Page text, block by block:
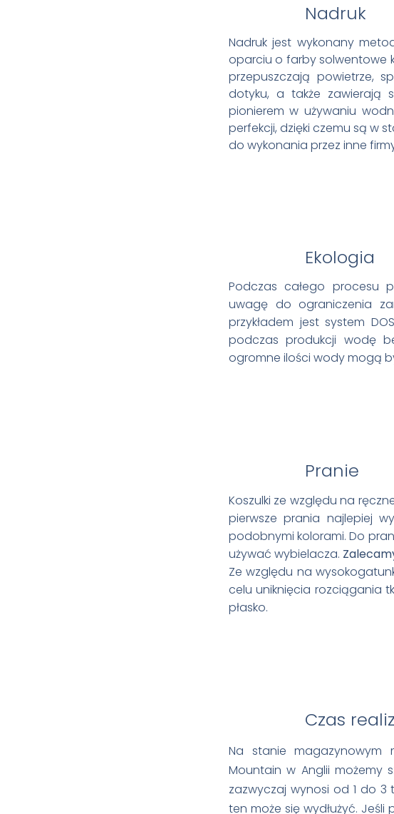
Nadruk
Nadruk jest wykonany
oparciu o farby solwentowe
przepuszczają powietrze,
dotyku, a także zawierają
pionierem w używaniu
perfekcji, dzięki czemu są w
do wykonania przez inne
Ekologia
Podczas całego procesu
uwagę do ograniczenia
przykładem jest system
podczas produkcji wodę
ogromne ilości wody mogą
Pranie
Koszulki ze względu na
pierwsze prania najlepiej
podobnymi kolorami. Do
używać wybielacza.
Ze względu na
celu uniknięcia rozciągania
płasko.
Czas
Na stanie magazynowym
Mountain w Anglii możemy
zazwyczaj wynosi od 1 do
ten może się wydłużyć. Jeśli